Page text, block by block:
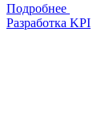
Подробнее
Разработка KPI